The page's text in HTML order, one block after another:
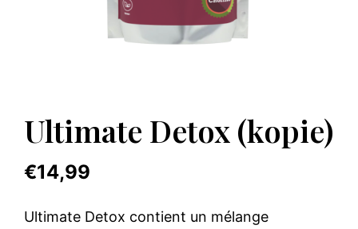
Ultimate Detox (kopie)
€14,99
Ultimate Detox contient un mélange